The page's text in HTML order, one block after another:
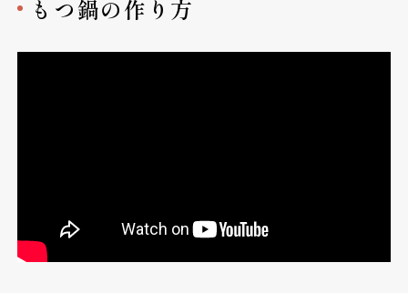
もつ鍋の作り方